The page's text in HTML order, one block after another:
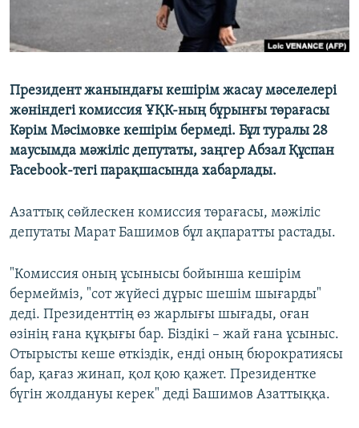
Президент жанындағы кешірім жасау мәселелері
жөніндегі комиссия ҰҚК-ның бұрынғы төрағасы
Кәрім Мәсімовке кешірім бермеді. Бұл туралы 28
маусымда мәжіліс депутаты, заңгер Абзал Құспан
Facebook-тегі парақшасында хабарлады.
Азаттық сөйлескен комиссия төрағасы, мәжіліс
депутаты Марат Башимов бұл ақпаратты растады.
"Комиссия оның ұсынысы бойынша кешірім
бермейміз, "сот жүйесі дұрыс шешім шығарды"
деді. Президенттің өз жарлығы шығады, оған
өзінің ғана құқығы бар. Біздікі – жай ғана ұсыныс.
Отырысты кеше өткіздік, енді оның бюрократиясы
бар, қағаз жинап, қол қою қажет. Президентке
бүгін жолдануы керек" деді Башимов Азаттыққа.